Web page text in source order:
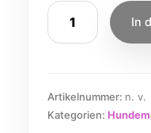
In
Artikelnummer: n. v.
Kategorien: